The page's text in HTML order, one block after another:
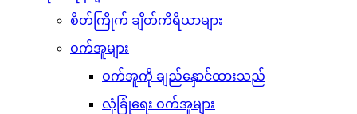
စိတ်ကြိုက် ချိတ်ကိရိယာများ
ဝက်အူများ
ဝက်အူကို ချည်နှောင်ထားသည်
လုံခြုံရေး ဝက်အူများ